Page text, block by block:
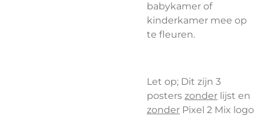
babykamer of
kinderkamer mee op
te fleuren.
Let op; Dit zijn 3
posters zonder lijst en
zonder Pixel 2 Mix logo